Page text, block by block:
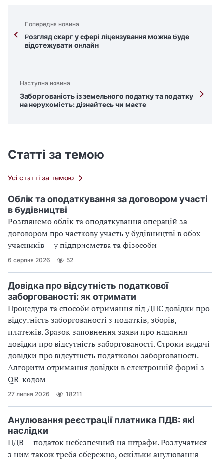
Попередня новина
Розгляд скарг у сфері ліцензування можна буде
відстежувати онлайн
Наступна новина
Заборгованість із земельного податку та податку
на нерухомість: дізнайтесь чи маєте
Статті за темою
Усі статті за темою
Облік та оподаткування за договором участі
в будівництві
Розглянемо облік та оподаткування операцій за
договором про часткову участь у будівництві в обох
учасників — у підприємства та фізособи
6 серпня 2026 52
Довідка про відсутність податкової
заборгованості: як отримати
Процедура та способи отримання від ДПС довідки про
відсутність заборгованості з податків, зборів,
платежів. Зразок заповнення заяви про надання
довідки про відсутність заборгованості. Строки видачі
довідки про відсутність податкової заборгованості.
Алгоритм отримання довідки в електронній формі з
QR-кодом
27 липня 2026 18211
Анулювання реєстрації платника ПДВ: які
наслідки
ПДВ — податок небезпечний на штрафи. Розлучатися
з ним також треба обережно, оскільки анулювання